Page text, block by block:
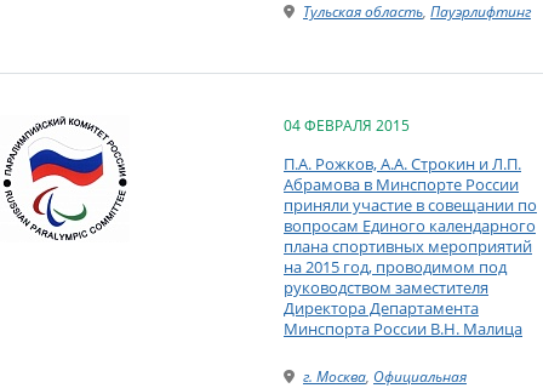
Тульская область, Пауэрлифтинг
04 ФЕВРАЛЯ 2015
П.А. Рожков, А.А. Строкин и Л.П.
Абрамова в Минспорте России
приняли участие в совещании по
вопросам Единого календарного
плана спортивных мероприятий
на 2015 год, проводимом под
руководством заместителя
Директора Департамента
Минспорта России В.Н. Малица
г. Москва, Официальная